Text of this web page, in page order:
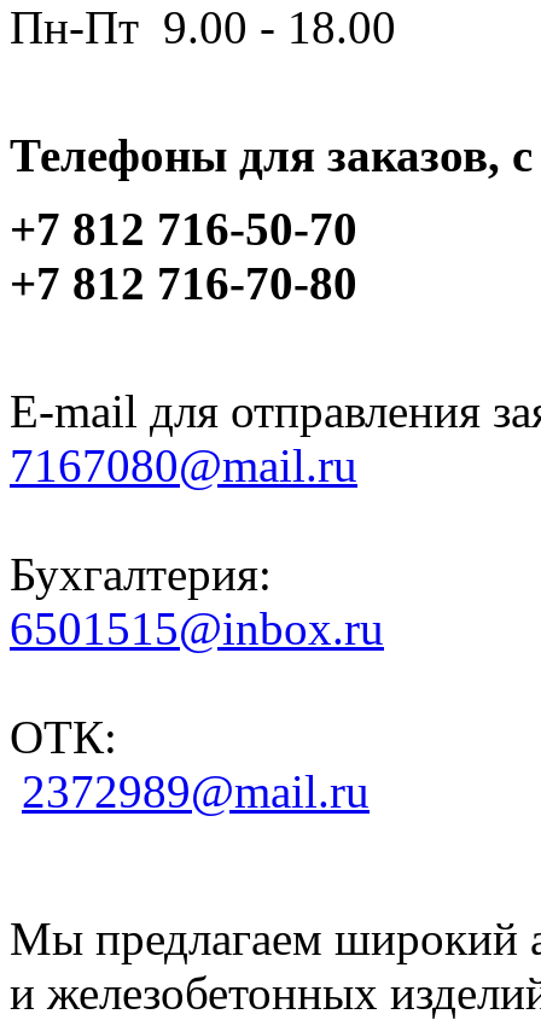
Пн-Пт 9.00 - 18.00
Телефоны для заказов,
+7 812 716-50-70
+7 812 716-70-80
E-mail для отправления
7167080@mail.ru
Бухгалтерия:
6501515@inbox.ru
ОТК:
2372989@mail.ru
Мы предлагаем широкий
и железобетонных